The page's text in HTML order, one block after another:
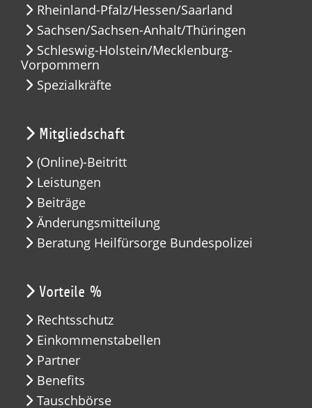
Rheinland-Pfalz/Hessen/Saarland
Sachsen/Sachsen-Anhalt/Thüringen
Schleswig-Holstein/Mecklenburg-
Vorpommern
Spezialkräfte
Mitgliedschaft
(Online)-Beitritt
Leistungen
Beiträge
Änderungsmitteilung
Beratung Heilfürsorge Bundespolizei
Vorteile %
Rechtsschutz
Einkommenstabellen
Partner
Benefits
Tauschbörse